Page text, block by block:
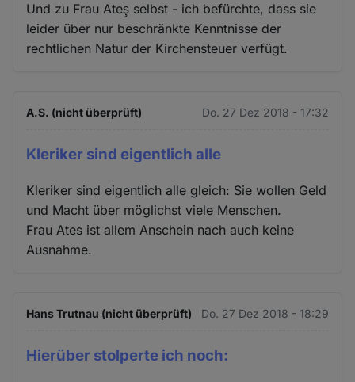
Und zu Frau Ateş selbst - ich befürchte, dass sie
leider über nur beschränkte Kenntnisse der
rechtlichen Natur der Kirchensteuer verfügt.
A.S. (nicht überprüft) Do. 27 Dez 2018 - 17:32
Kleriker sind eigentlich alle
Kleriker sind eigentlich alle gleich: Sie wollen Geld
und Macht über möglichst viele Menschen.
Frau Ates ist allem Anschein nach auch keine
Ausnahme.
Hans Trutnau (nicht überprüft) Do. 27 Dez 2018 - 18:29
Hierüber stolperte ich noch: